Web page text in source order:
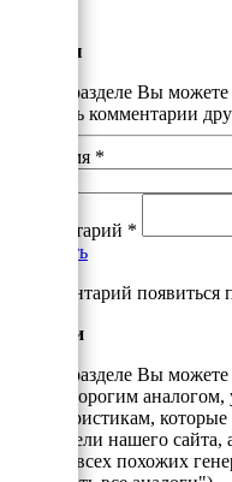
Отзывы
В этом разделе Вы
почитать комментарии
Ваше имя *
Комментарий *
Добавить
*Комментарий появиться
Аналоги
В этом разделе Вы
самым дорогим
характеристикам,
посетители нашего
данные всех похожих